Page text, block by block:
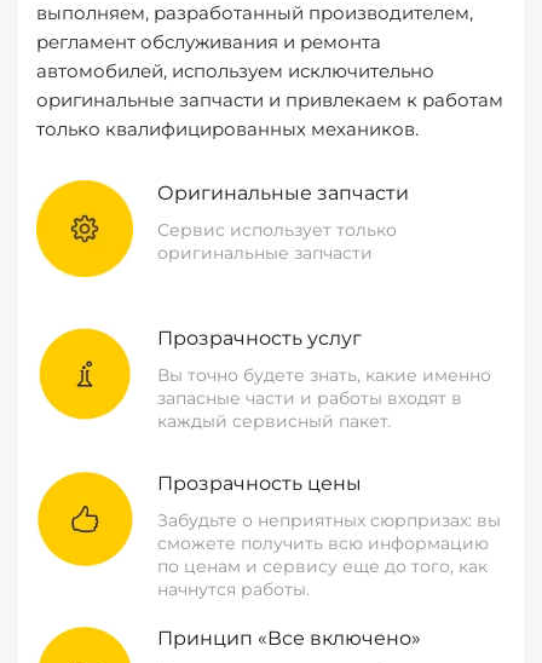
выполняем, разработанный производителем,
регламент обслуживания и ремонта
автомобилей, используем исключительно
оригинальные запчасти и привлекаем к работам
только квалифицированных механиков.
Оригинальные запчасти
Сервис использует только
оригинальные запчасти
Прозрачность услуг
Вы точно будете знать, какие именно
запасные части и работы входят в
каждый сервисный пакет.
Прозрачность цены
Забудьте о неприятных сюрпризах: вы
сможете получить всю информацию
по ценам и сервису еще до того, как
начнутся работы.
Принцип «Все включено»